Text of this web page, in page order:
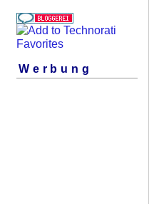
Werbung